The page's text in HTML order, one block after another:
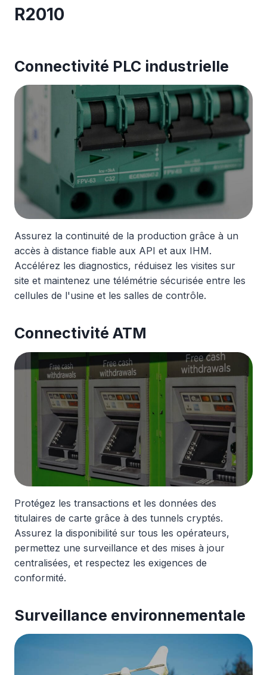
R2010
Connectivité PLC industrielle
Assurez la continuité de la production grâce à un
accès à distance fiable aux API et aux IHM.
Accélérez les diagnostics, réduisez les visites sur
site et maintenez une télémétrie sécurisée entre les
cellules de l'usine et les salles de contrôle.
Connectivité ATM
Protégez les transactions et les données des
titulaires de carte grâce à des tunnels cryptés.
Assurez la disponibilité sur tous les opérateurs,
permettez une surveillance et des mises à jour
centralisées, et respectez les exigences de
conformité.
Surveillance environnementale